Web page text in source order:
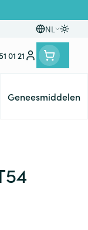
NL
Talen
01 21
Klant menu
EHBO categorie
voor Dieren en
Geneesmiddelen
Toon